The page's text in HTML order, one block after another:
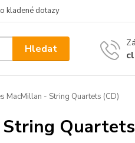
kladené dotazy
Hledat
MacMillan - String Quartets (CD)